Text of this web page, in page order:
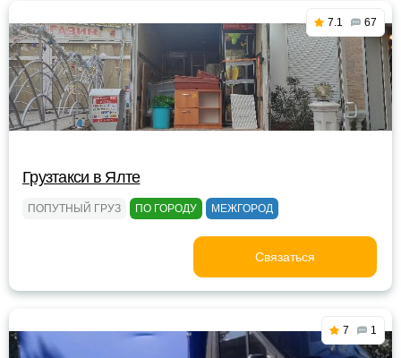
7.1 67
Грузтакси в Ялте
ПОПУТНЫЙ ГРУЗ ПО ГОРОДУ МЕЖГОРОД
Связаться
7 1